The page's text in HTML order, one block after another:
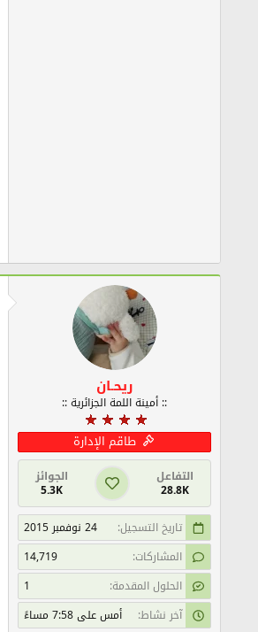
ريحـان
:: أمينة اللمة الجزائرية ::
طاقم الإدارة
التفاعل
28.8K
الجوائز
5.3K
تاريخ التسجيل
24 نوفمبر 2015
المشاركات
14,719
الحلول المقدمة
1
آخر نشاط
أمس على 7:58 مساءً